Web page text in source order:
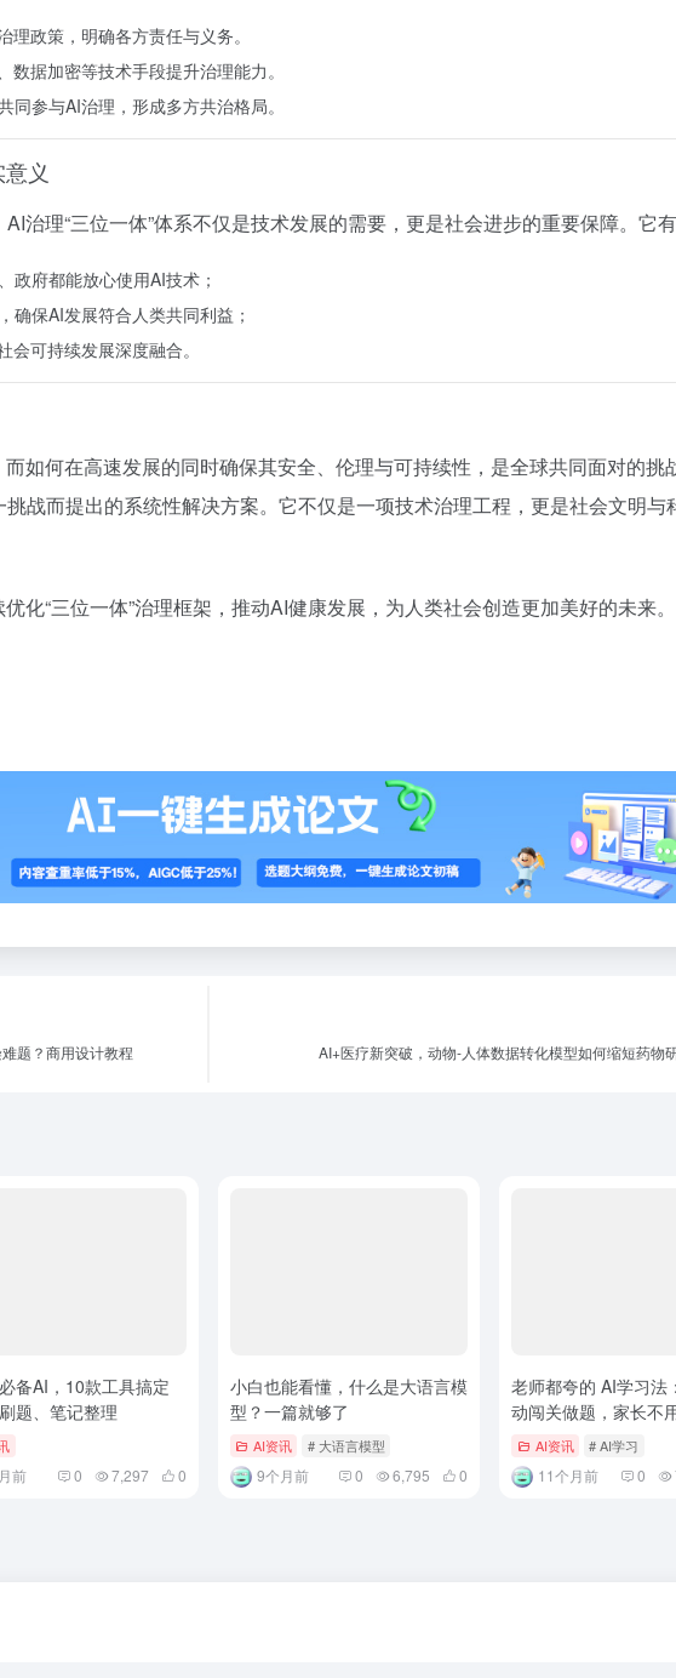
理政策，明确各方责任与义务。
数据加密等技术手段提升治理能力。
同参与AI治理，形成多方共治格局。
义
治理“三位一体”体系不仅是技术发展的需要，更是社会进步的重要保障。它
政府都能放心使用AI技术；
确保AI发展符合人类共同利益；
会可持续发展深度融合。
如何在高速发展的同时确保其安全、伦理与可持续性，是全球共同面对的挑
战而提出的系统性解决方案。它不仅是一项技术治理工程，更是社会文明与
化“三位一体”治理框架，推动AI健康发展，为人类社会创造更加美好的未来。
题？商用设计教程 AI+医疗新突破，动物-人体数据转化模型如何缩短药物
备AI，10款工具搞定
题、笔记整理
前 0 7,297 0
小白也能看懂，什么是大语言模
型？一篇就够了
AI资讯 # 大语言模型
9个月前 0 6,795 0
老师都夸的 AI学习法
动闯关做题，家长不
催，太省心
AI资讯 # AI学习
11个月前 0